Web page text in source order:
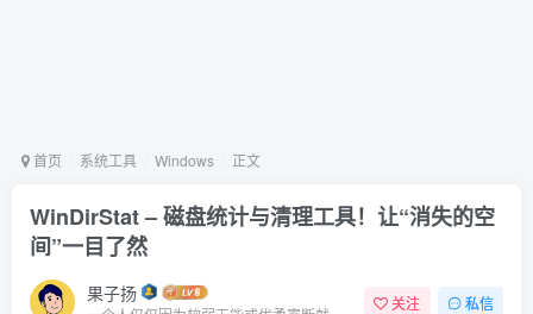
首页 系统工具 Windows 正文
WinDirStat – 磁盘统计与清理工具！让“消失的空
间”一目了然
果子扬 关注 私信